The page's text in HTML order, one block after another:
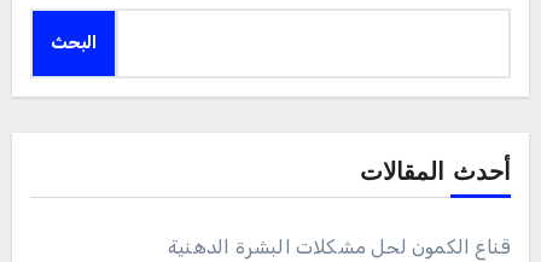
البحث
أحدث المقالات
قناع الكمون لحل مشكلات البشرة الدهنية